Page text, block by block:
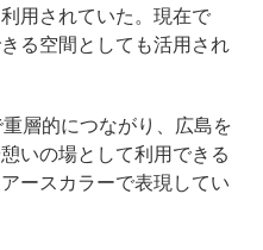
用されていた。現在で
る空間としても活用され
層的につながり、広島を
いの場として利用できる
ースカラーで表現してい